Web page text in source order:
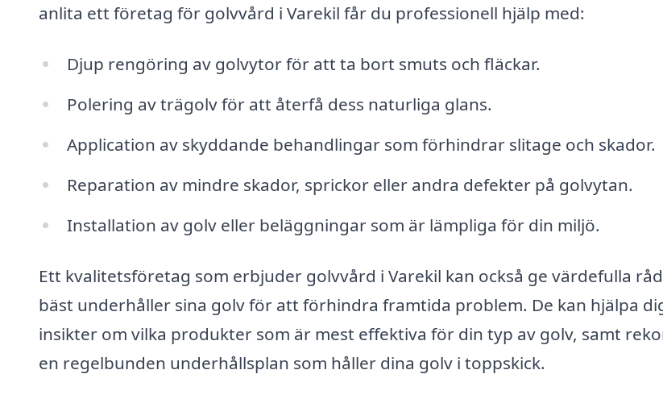
anlita ett företag för golvvård i Varekil får du professionell hjälp med:
Djup rengöring av golvytor för att ta bort smuts och fläckar.
Polering av trägolv för att återfå dess naturliga glans.
Application av skyddande behandlingar som förhindrar slitage och skador.
Reparation av mindre skador, sprickor eller andra defekter på golvytan.
Installation av golv eller beläggningar som är lämpliga för din miljö.
Ett kvalitetsföretag som erbjuder golvvård i Varekil kan också ge värdefulla
bäst underhåller sina golv för att förhindra framtida problem. De kan hjälpa
insikter om vilka produkter som är mest effektiva för din typ av golv, samt
en regelbunden underhållsplan som håller dina golv i toppskick.